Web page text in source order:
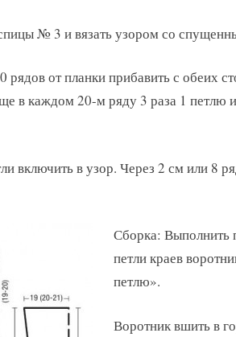
№ 3 и вязать узором со
рядов от планки прибавить с обеих
в каждом 20-м ряду 3 раза 1 петлю
включить в узор. Через 2 см или 8
Сборка: Выполнить
петли краев
петлю».
Воротник вшить в